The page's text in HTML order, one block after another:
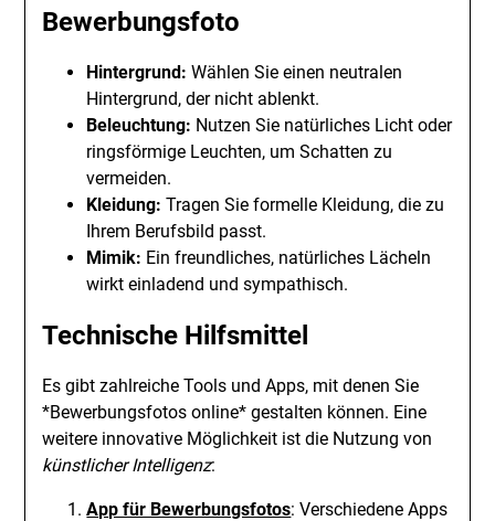
Bewerbungsfoto
Hintergrund: Wählen Sie einen neutralen
Hintergrund, der nicht ablenkt.
Beleuchtung: Nutzen Sie natürliches Licht oder
ringsförmige Leuchten, um Schatten zu
vermeiden.
Kleidung: Tragen Sie formelle Kleidung, die zu
Ihrem Berufsbild passt.
Mimik: Ein freundliches, natürliches Lächeln
wirkt einladend und sympathisch.
Technische Hilfsmittel
Es gibt zahlreiche Tools und Apps, mit denen Sie
*Bewerbungsfotos online* gestalten können. Eine
weitere innovative Möglichkeit ist die Nutzung von
künstlicher Intelligenz:
App für Bewerbungsfotos: Verschiedene Apps